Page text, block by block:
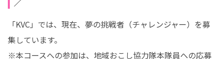
「KVC」では、現在、夢の挑戦者（チャレンジャー）を募
集しています。
※本コースへの参加は、地域おこし協力隊本隊員への応募